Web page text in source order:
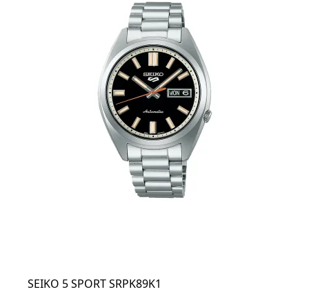
SEIKO 5 SPORT SRPK89K1